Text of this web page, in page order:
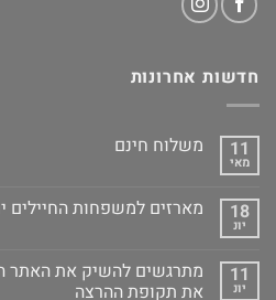
חדשות אחרונות
11
מאי
משלוח חינם
18
יונ
מארזים למשפחות החיילים
11
יונ
מתרגשים להשיק את האתר
את תקופת ההרצה